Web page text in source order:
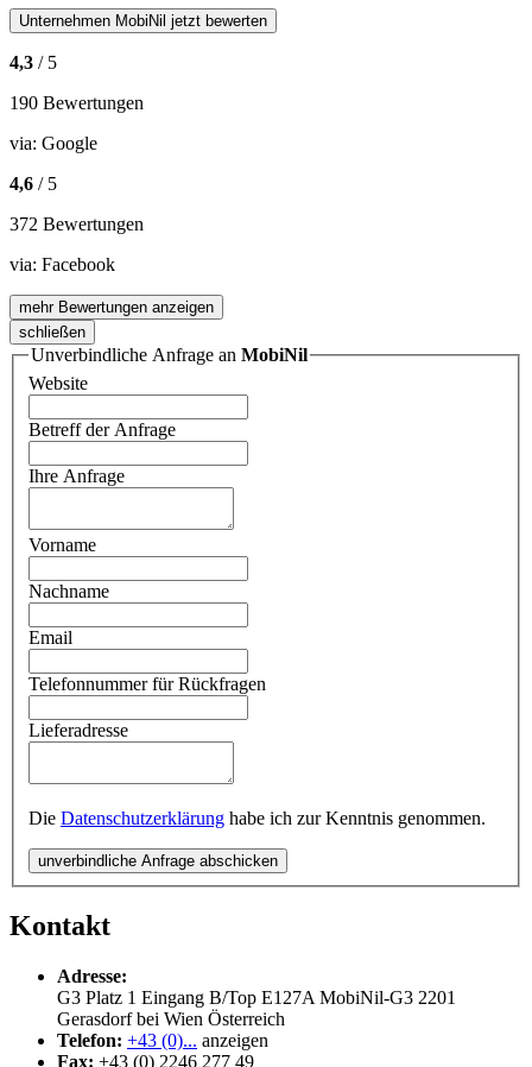
Unternehmen MobiNil jetzt bewerten
4,3 / 5
190 Bewertungen
via: Google
4,6 / 5
372 Bewertungen
via: Facebook
mehr Bewertungen anzeigen
schließen
Unverbindliche Anfrage an MobiNil
Website
Betreff der Anfrage
Ihre Anfrage
Vorname
Nachname
Email
Telefonnummer für Rückfragen
Lieferadresse
Die Datenschutzerklärung habe ich zur Kenntnis genommen.
unverbindliche Anfrage abschicken
Kontakt
Adresse:
G3 Platz 1 Eingang B/Top E127A MobiNil-G3 2201
Gerasdorf bei Wien Österreich
Telefon: +43 (0)... anzeigen
Fax: +43 (0) 2246 277 49